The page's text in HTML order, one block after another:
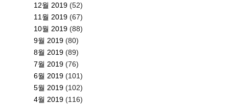
12월 2019 (52)
11월 2019 (67)
10월 2019 (88)
9월 2019 (80)
8월 2019 (89)
7월 2019 (76)
6월 2019 (101)
5월 2019 (102)
4월 2019 (116)